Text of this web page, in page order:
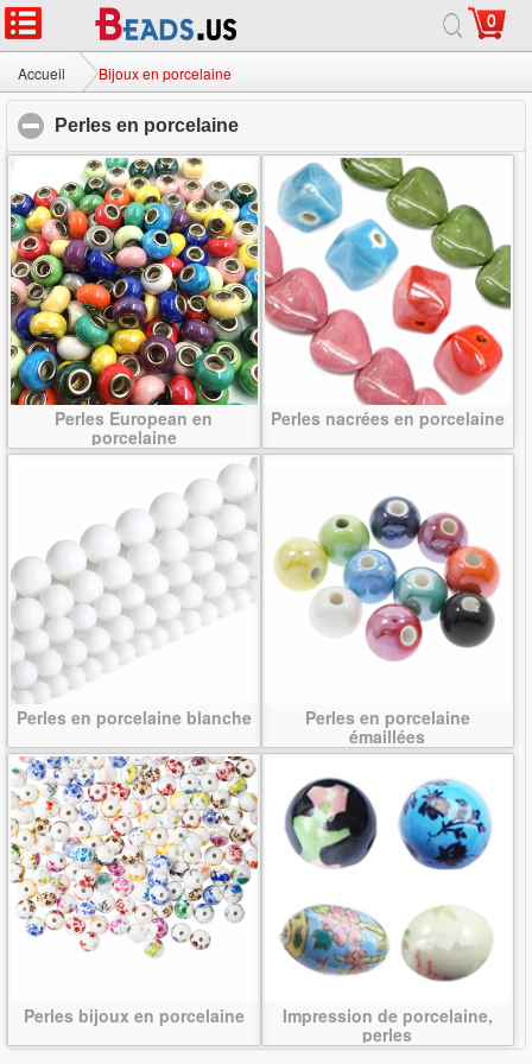
0
Accueil Bijoux en porcelaine
Perles en porcelaine
Perles European en
porcelaine
Perles nacrées en porcelaine
Perles en porcelaine blanche
Perles en porcelaine
émaillées
Perles bijoux en porcelaine
Impression de porcelaine,
perles
Accueil| Sur |Contactez-nous
© 2026 Voie lactée bijoux Ltd. Tous droits réservés.